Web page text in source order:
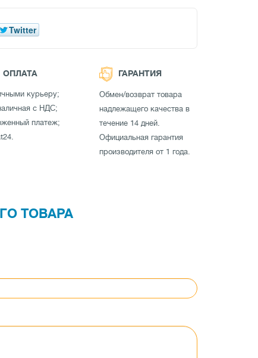
Twitter
ОПЛАТА
курьеру;
с НДС;
платеж;
ГАРАНТИЯ
Обмен/возврат товара
надлежащего качества в
течение 14 дней.
Официальная гарантия
производителя от 1 года.
ТОВАРА